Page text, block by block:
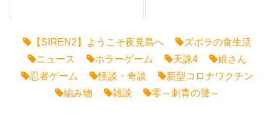
【SIREN2】ようこそ夜見島へ
ズボラの食生活
ニュース
ホラーゲーム 天誅4
娘さん
忍者ゲーム
怪談・奇談
新型コロナワクチン
編み物
雑談 零～刺青の聲～